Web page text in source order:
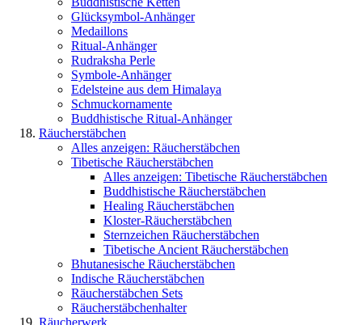
Glücksymbol-Anhänger
Medaillons
Ritual-Anhänger
Rudraksha Perle
Symbole-Anhänger
Edelsteine aus dem Himalaya
Schmuckornamente
Buddhistische Ritual-Anhänger
Räucherstäbchen
Alles anzeigen: Räucherstäbchen
Tibetische Räucherstäbchen
Alles anzeigen: Tibetische Räucherstäbchen
Buddhistische Räucherstäbchen
Healing Räucherstäbchen
Kloster-Räucherstäbchen
Sternzeichen Räucherstäbchen
Tibetische Ancient Räucherstäbchen
Bhutanesische Räucherstäbchen
Indische Räucherstäbchen
Räucherstäbchen Sets
Räucherstäbchenhalter
Räucherwerk